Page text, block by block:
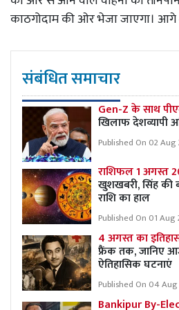
काठगोदाम की ओर भेजा जाएगा।
संबंधित समाचार
Gen-Z के साथ
खिलाफ देशव्यापी
Published On 02 Aug
राशिफल 1 अगस्त
खुशखबरी, सिंह की
राशि का हाल
Published On 01
4 अगस्त का
फ्रैंक तक, जानिए
ऐतिहासिक घटनाएं
Published On 04
Bankipur By-